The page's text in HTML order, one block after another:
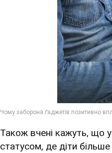
Також вчені кажуть, що
статусом, де діти